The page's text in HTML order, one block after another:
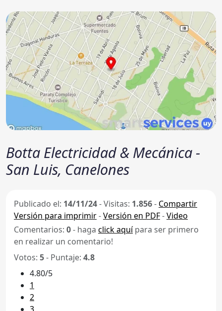
Botta Electricidad & Mecánica -
San Luis, Canelones
Publicado el: 14/11/24-Visitas: 1.856- Compartir
Versión para imprimir-Versión en PDF-Video
Comentarios: 0- haga click aquípara ser primero
en realizar un comentario!
Votos: 5- Puntaje: 4.8
4.80/5
1
2
3